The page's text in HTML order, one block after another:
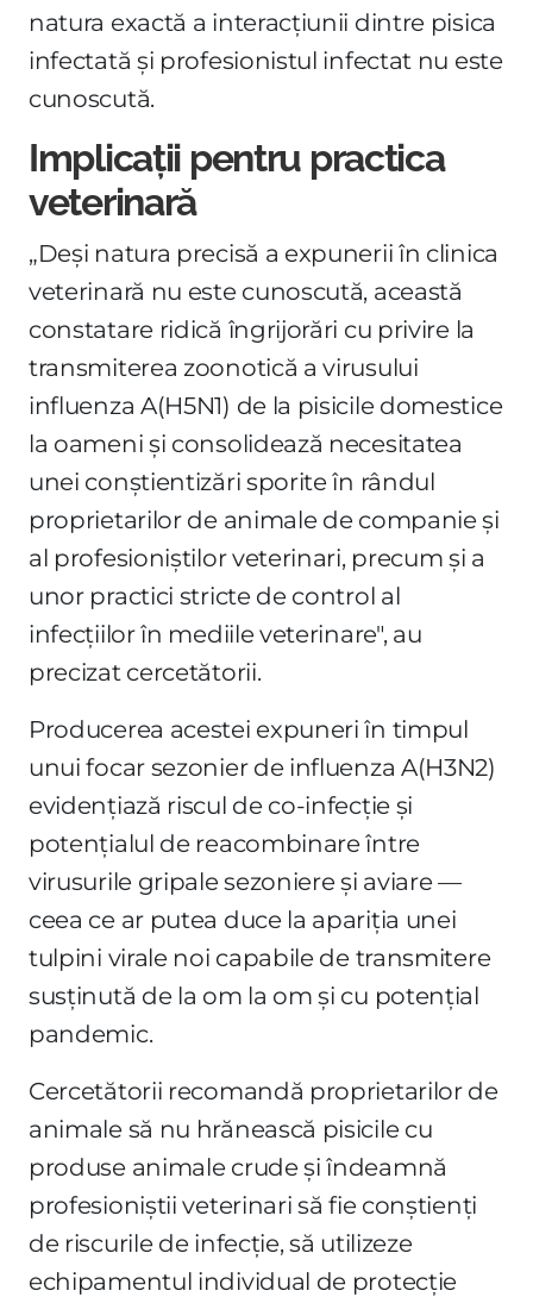
natura exactă a interacțiunii dintre pisica
infectată și profesionistul infectat nu este
cunoscută.
Implicații pentru practica
veterinară
„Deși natura precisă a expunerii în clinica
veterinară nu este cunoscută, această
constatare ridică îngrijorări cu privire la
transmiterea zoonotică a virusului
influenza A(H5N1) de la pisicile domestice
la oameni și consolidează necesitatea
unei conștientizări sporite în rândul
proprietarilor de animale de companie și
al profesioniștilor veterinari, precum și a
unor practici stricte de control al
infecțiilor în mediile veterinare", au
precizat cercetătorii.
Producerea acestei expuneri în timpul
unui focar sezonier de influenza A(H3N2)
evidențiază riscul de co-infecție și
potențialul de reacombinare între
virusurile gripale sezoniere și aviare —
ceea ce ar putea duce la apariția unei
tulpini virale noi capabile de transmitere
susținută de la om la om și cu potențial
pandemic.
Cercetătorii recomandă proprietarilor de
animale să nu hrănească pisicile cu
produse animale crude și îndeamnă
profesioniștii veterinari să fie conștienți
de riscurile de infecție, să utilizeze
echipamentul individual de protecție